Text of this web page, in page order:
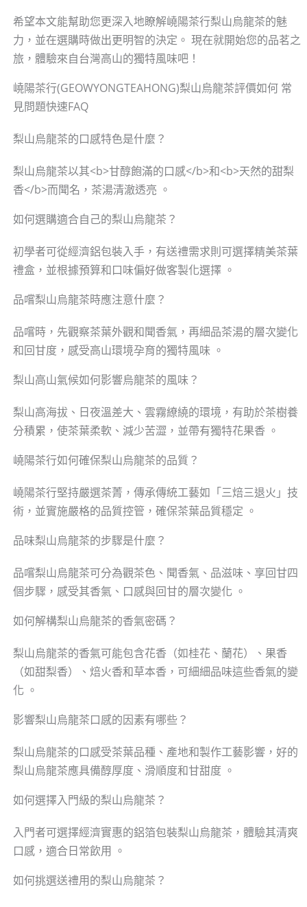
希望本文能幫助您更深入地瞭解嶢陽茶行梨山烏龍茶的魅
力，並在選購時做出更明智的決定。 現在就開始您的品茗之
旅，體驗來自台灣高山的獨特風味吧！
嶢陽茶行(GEOWYONGTEAHONG)梨山烏龍茶評價如何 常
見問題快速FAQ
梨山烏龍茶的口感特色是什麼？
梨山烏龍茶以其<b>甘醇飽滿的口感</b>和<b>天然的甜梨
香</b>而聞名，茶湯清澈透亮 。
如何選購適合自己的梨山烏龍茶？
初學者可從經濟鋁包裝入手，有送禮需求則可選擇精美茶葉
禮盒，並根據預算和口味偏好做客製化選擇 。
品嚐梨山烏龍茶時應注意什麼？
品嚐時，先觀察茶葉外觀和聞香氣，再細品茶湯的層次變化
和回甘度，感受高山環境孕育的獨特風味 。
梨山高山氣候如何影響烏龍茶的風味？
梨山高海拔、日夜溫差大、雲霧繚繞的環境，有助於茶樹養
分積累，使茶葉柔軟、減少苦澀，並帶有獨特花果香 。
嶢陽茶行如何確保梨山烏龍茶的品質？
嶢陽茶行堅持嚴選茶菁，傳承傳統工藝如「三焙三退火」技
術，並實施嚴格的品質控管，確保茶葉品質穩定 。
品味梨山烏龍茶的步驟是什麼？
品嚐梨山烏龍茶可分為觀茶色、聞香氣、品滋味、享回甘四
個步驟，感受其香氣、口感與回甘的層次變化 。
如何解構梨山烏龍茶的香氣密碼？
梨山烏龍茶的香氣可能包含花香（如桂花、蘭花）、果香
（如甜梨香）、焙火香和草本香，可細細品味這些香氣的變
化 。
影響梨山烏龍茶口感的因素有哪些？
梨山烏龍茶的口感受茶葉品種、產地和製作工藝影響，好的
梨山烏龍茶應具備醇厚度、滑順度和甘甜度 。
如何選擇入門級的梨山烏龍茶？
入門者可選擇經濟實惠的鋁箔包裝梨山烏龍茶，體驗其清爽
口感，適合日常飲用 。
如何挑選送禮用的梨山烏龍茶？